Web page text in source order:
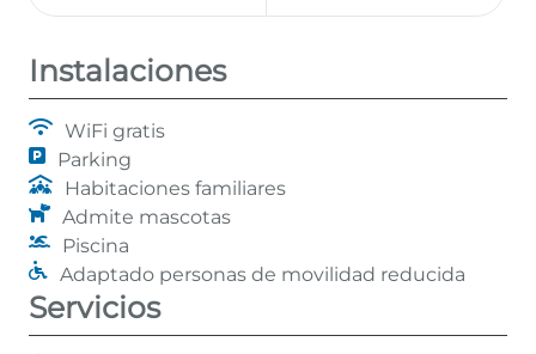
Instalaciones
WiFi gratis
Parking
Habitaciones familiares
Admite mascotas
Piscina
Adaptado personas de movilidad reducida
Servicios